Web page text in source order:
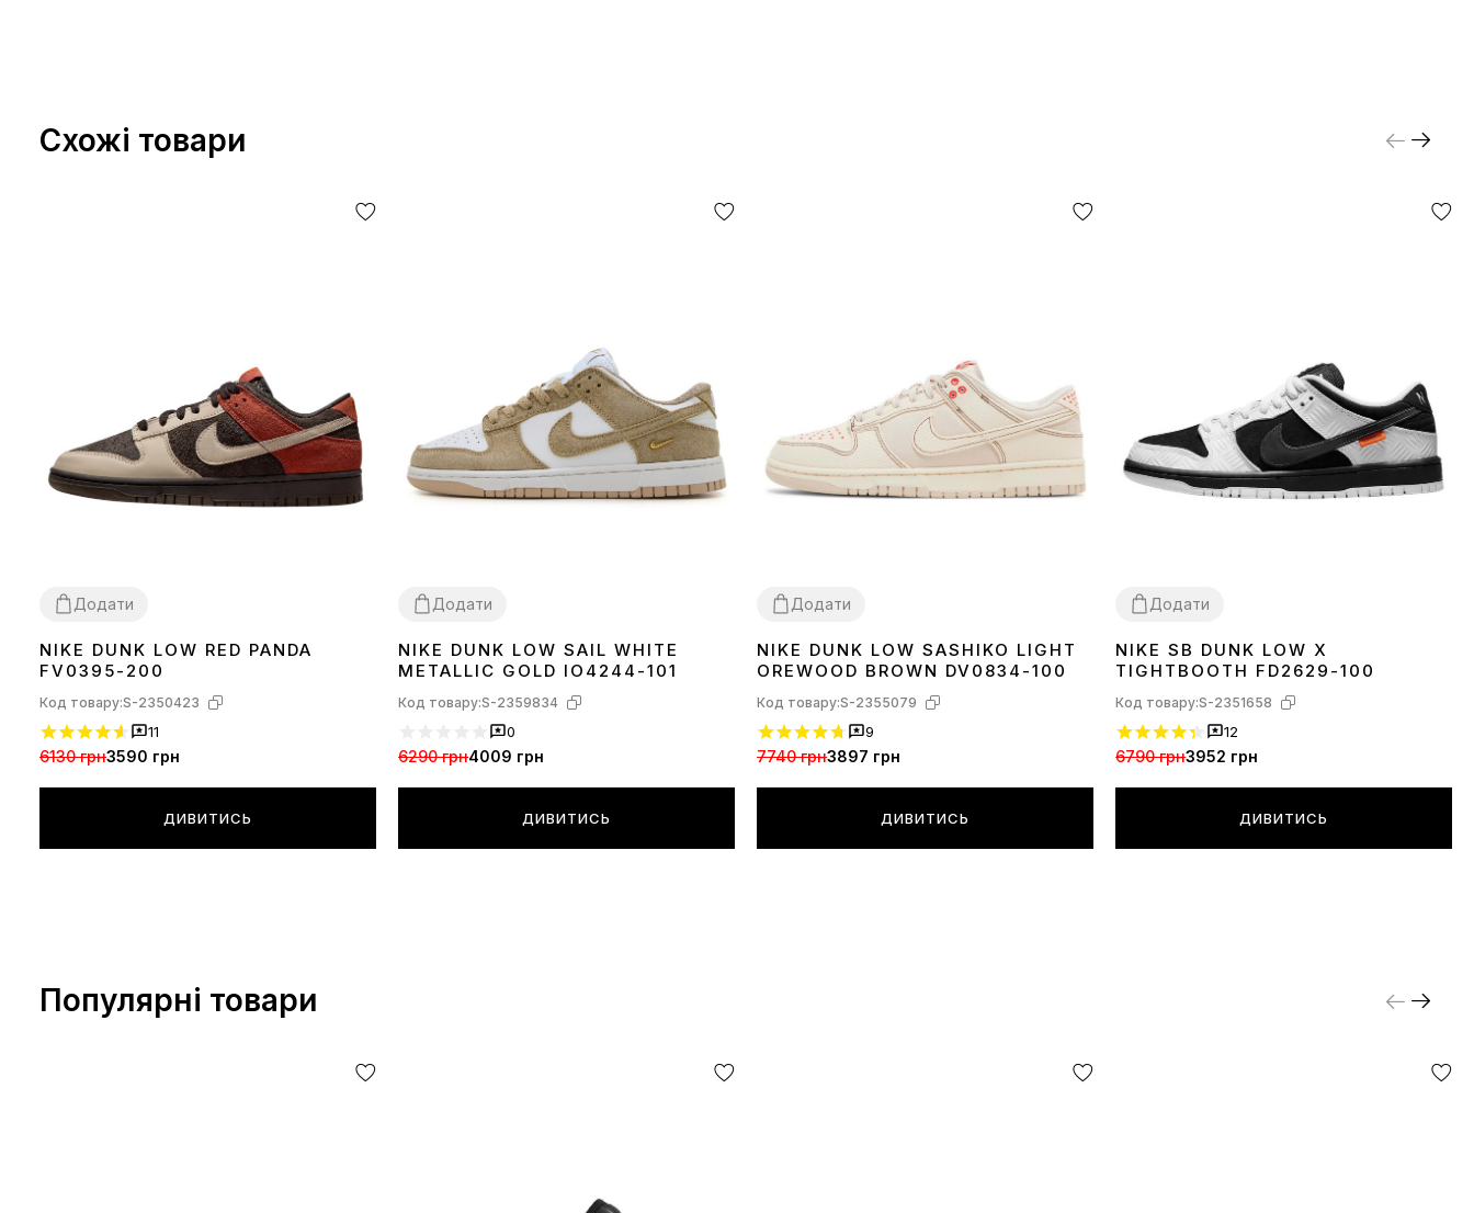
Схожі товари
Додати
4143 44
NIKE DUNK LOW RED PANDA
FV0395-200
Код товару:S-2350423
11
6130 грн3590 грн
ДИВИТИСЬ
Додати
3637 383940 4145
NIKE DUNK LOW SAIL WHITE
METALLIC GOLD IO4244-101
Код товару:S-2359834
0
6290 грн4009 грн
ДИВИТИСЬ
Додати
36
NIKE DUNK LOW SASHIKO LIGHT
OREWOOD BROWN DV0834-100
Код товару:S-2355079
9
7740 грн3897 грн
ДИВИТИСЬ
Додати
4142 434445
NIKE SB DUNK LOW X
TIGHTBOOTH FD2629-100
Код товару:S-2351658
12
6790 грн3952 грн
ДИВИТИСЬ
Популярні товари